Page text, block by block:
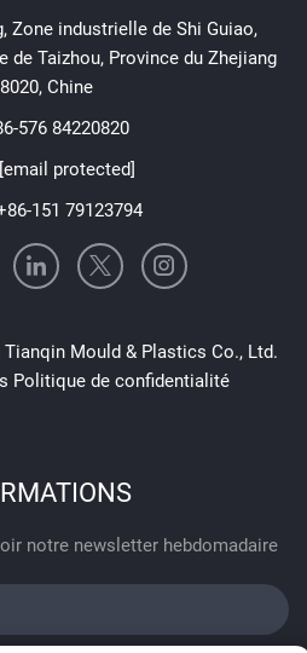
Zone industrielle de Shi Guiao,
de Taizhou, Province du Zhejiang
Chine
576 84220820
[email protected]
151 79123794
Mould & Plastics Co., Ltd.
Politique de confidentialité
notre newsletter hebdomadaire